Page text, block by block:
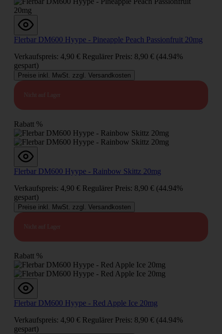
Flerbar DM600 Hyype - Pineapple Peach Passionfruit 20mg
Verkaufspreis: 4,90 € Regulärer Preis: 8,90 € (44.94%
gespart)
Preise inkl. MwSt. zzgl. Versandkosten
Nicht auf Lager
Rabatt %
Flerbar DM600 Hyype - Rainbow Skittz 20mg
Verkaufspreis: 4,90 € Regulärer Preis: 8,90 € (44.94%
gespart)
Preise inkl. MwSt. zzgl. Versandkosten
Nicht auf Lager
Rabatt %
Flerbar DM600 Hyype - Red Apple Ice 20mg
Verkaufspreis: 4,90 € Regulärer Preis: 8,90 € (44.94%
gespart)